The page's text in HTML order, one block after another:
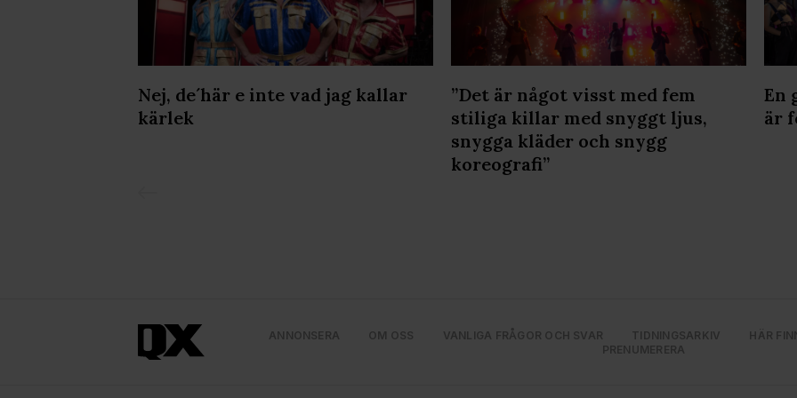
Nej, de´här e inte vad jag kallar
kärlek
”Det är något visst med fem
stiliga killar med snyggt ljus,
snygga kläder och snygg
koreografi”
En
är
ANNONSERA OM OSS VANLIGA FRÅGOR OCH SVAR TIDNINGSARKIV HÄR
PRENUMERERA